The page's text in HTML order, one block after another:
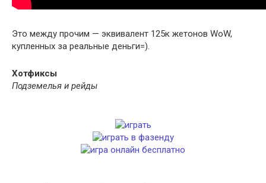
Это между прочим — эквивалент 125к жетонов WoW,
купленных за реальные деньги=).
Хотфиксы
Подземелья и рейды